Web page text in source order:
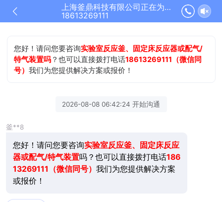
上海釜鼎科技有限公司正在为您服务
18613269111
您好！请问您要咨询实验室反应釜、固定床反应器或配气/
特气装置吗 ？也可以直接拨打电话18613269111（微信同
号）我们为您提供解决方案或报价！
2026-08-08 06:42:24 开始沟通
釜**8
您好！请问您要咨询实验室反应釜、固定床反应
器或配气/特气装置吗？也可以直接拨打电话186
13269111（微信同号） 我们为您提供解决方案
或报价！